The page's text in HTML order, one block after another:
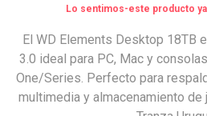
Lo sentimos-este producto
El WD Elements Desktop 18TB
3.0 ideal para PC, Mac y
One/Series. Perfecto para
multimedia y almacenamiento de